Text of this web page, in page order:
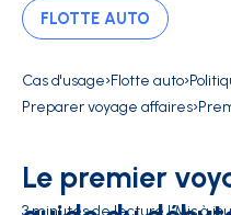
FLOTTE AUTO
Cas d'usage›Flotte auto›
Preparer voyage affaires›
Le premier
3 minutes de lecture | Mis à